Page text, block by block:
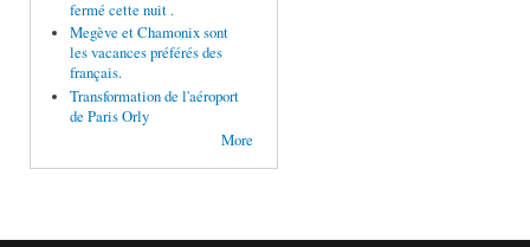
fermé cette nuit .
Megève et Chamonix sont
les vacances préférés des
français.
Transformation de l'aéroport
de Paris Orly
More